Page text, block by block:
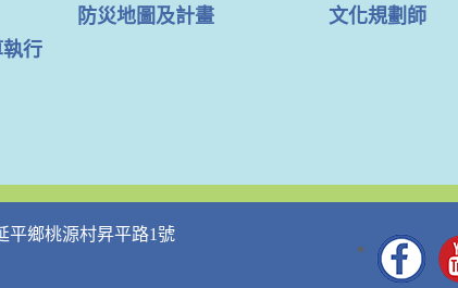
行
防災地圖及計畫
文化規劃師
平鄉桃源村昇平路1號